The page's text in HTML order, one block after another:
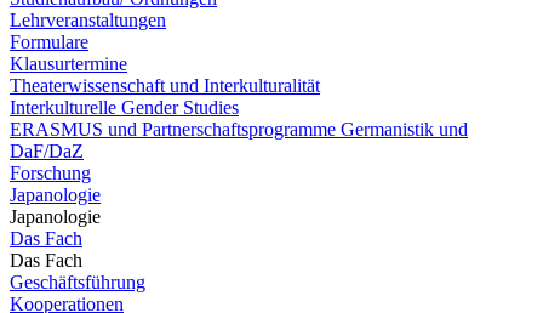
Lehrveranstaltungen
Formulare
Klausurtermine
Theaterwissenschaft und Interkulturalität
Interkulturelle Gender Studies
ERASMUS und Partnerschaftsprogramme Germanistik und
DaF/DaZ
Forschung
Japanologie
Japanologie
Das Fach
Das Fach
Geschäftsführung
Kooperationen